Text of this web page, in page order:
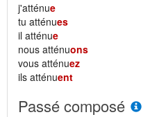
j'atténue
tu atténues
il atténue
nous atténuons
vous atténuez
ils atténuent
Passé composé